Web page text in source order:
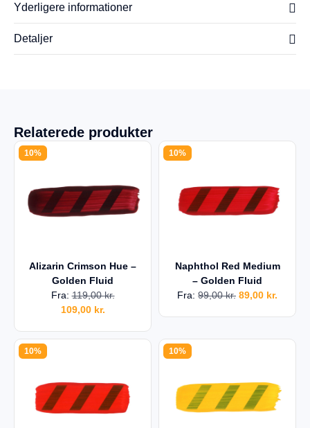
Yderligere informationer
Detaljer
Relaterede produkter
10%
Alizarin Crimson Hue –
Golden Fluid
Fra:119,00kr.
109,00 kr.
10%
Naphthol Red Medium
– Golden Fluid
Fra: 99,00kr. 89,00 kr.
10% 10%